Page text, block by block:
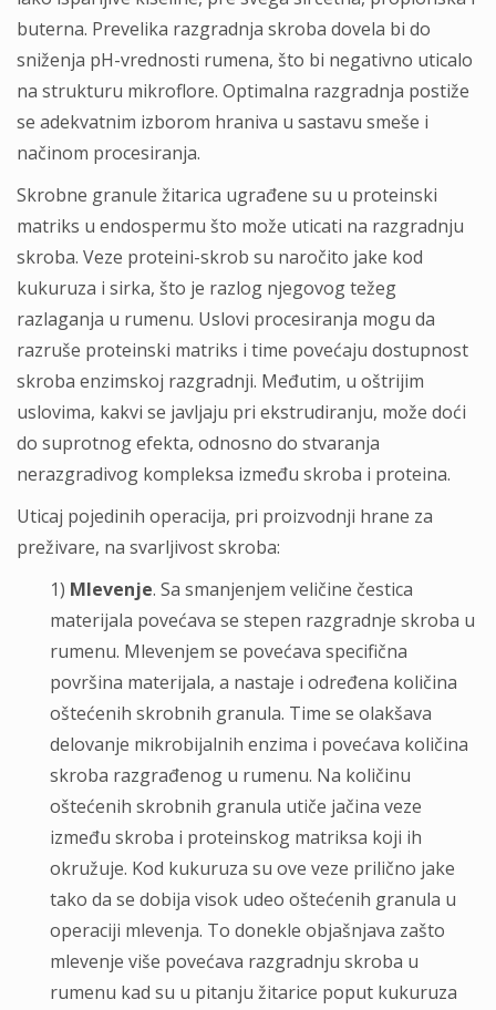
buterna. Prevelika razgradnja skroba dovela bi do
sniženja pH-vrednosti rumena, što bi negativno uticalo
na strukturu mikroflore. Optimalna razgradnja postiže
se adekvatnim izborom hraniva u sastavu smeše i
načinom procesiranja.
Skrobne granule žitarica ugrađene su u proteinski
matriks u endospermu što može uticati na razgradnju
skroba. Veze proteini-skrob su naročito jake kod
kukuruza i sirka, što je razlog njegovog težeg
razlaganja u rumenu. Uslovi procesiranja mogu da
razruše proteinski matriks i time povećaju dostupnost
skroba enzimskoj razgradnji. Međutim, u oštrijim
uslovima, kakvi se javljaju pri ekstrudiranju, može doći
do suprotnog efekta, odnosno do stvaranja
nerazgradivog kompleksa između skroba i proteina.
Uticaj pojedinih operacija, pri proizvodnji hrane za
preživare, na svarljivost skroba:
1) Mlevenje. Sa smanjenjem veličine čestica
materijala povećava se stepen razgradnje skroba u
rumenu. Mlevenjem se povećava specifična
površina materijala, a nastaje i određena količina
oštećenih skrobnih granula. Time se olakšava
delovanje mikrobijalnih enzima i povećava količina
skroba razgrađenog u rumenu. Na količinu
oštećenih skrobnih granula utiče jačina veze
između skroba i proteinskog matriksa koji ih
okružuje. Kod kukuruza su ove veze prilično jake
tako da se dobija visok udeo oštećenih granula u
operaciji mlevenja. To donekle objašnjava zašto
mlevenje više povećava razgradnju skroba u
rumenu kad su u pitanju žitarice poput kukuruza